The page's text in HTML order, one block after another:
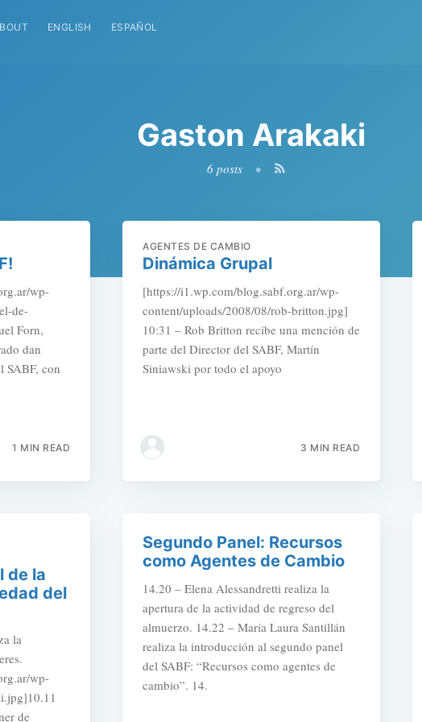
ENGLISH ESPAÑOL
Gaston Arakaki
6 posts •
wp-
de-
Forn,
dan
SABF, con
1 MIN READ
AGENTES DE CAMBIO
Dinámica Grupal
[https://i1.wp.com/blog.sabf.org.ar/wp-
content/uploads/2008/08/rob-britton.jpg]
10:31 – Rob Britton recibe una mención de
parte del Director del SABF, Martín
Siniawski por todo el apoyo
3 MIN READ
de la
del
la
wp-
de
Segundo Panel: Recursos
como Agentes de Cambio
14.20 – Elena Alessandretti realiza la
apertura de la actividad de regreso del
almuerzo. 14.22 – María Laura Santillán
realiza la introducción al segundo panel
del SABF: “Recursos como agentes de
cambio”. 14.